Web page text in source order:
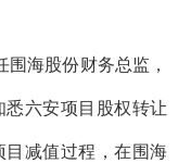
围海股份财务总监，
悉六安项目股权转让
目减值过程，在 围海